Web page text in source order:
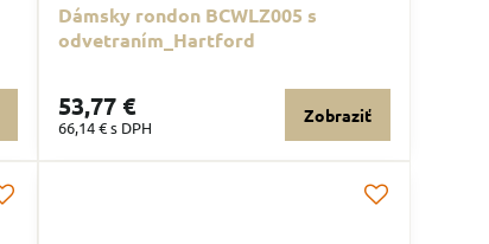
Dámsky rondon BCWLZ005 s
odvetraním_Hartford
53,77 €
66,14 €s DPH
Zobraziť